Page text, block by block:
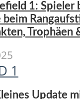
1: Spieler
beim
Trophäen
1
Update